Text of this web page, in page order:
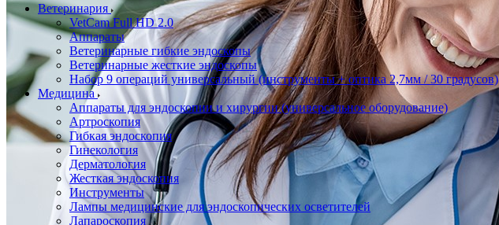
Ветеринария
VetCam Full HD 2.0
Аппараты
Ветеринарные гибкие эндоскопы
Ветеринарные жесткие эндоскопы
Набор 9 операций универсальный (инструменты + оптика 2,7мм / 30 градусов)
Медицина
Аппараты для эндоскопии и хирургии (универсальное оборудование)
Артроскопия
Гибкая эндоскопия
Гинекология
Дерматология
Жесткая эндоскопия
Инструменты
Лампы медицинские для эндоскопических осветителей
Лапароскопия